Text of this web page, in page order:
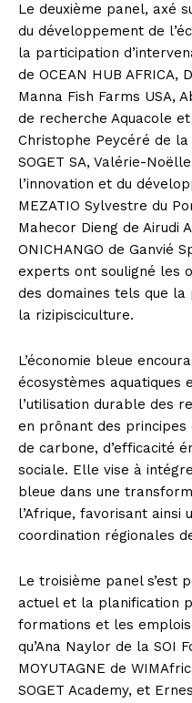
Le deuxième panel, axé
du développement de
la participation
de OCEAN HUB AFRICA,
Manna Fish Farms USA,
de recherche Aquacole
Christophe Peycéré de
SOGET SA, Valérie-
l’innovation et du
MEZATIO Sylvestre du
Mahecor Dieng de Airudi
ONICHANGO de Ganvié
experts ont souligné les
des domaines tels que la
la rizipisciculture.
L’économie bleue
écosystèmes aquatiques
l’utilisation durable des
en prônant des principes
de carbone, d’efficacité
sociale. Elle vise à
bleue dans une
l’Afrique, favorisant
coordination régionales
Le troisième panel s’est
actuel et la planification
formations et les
qu’Ana Naylor de la SOI
MOYUTAGNE de
SOGET Academy, et